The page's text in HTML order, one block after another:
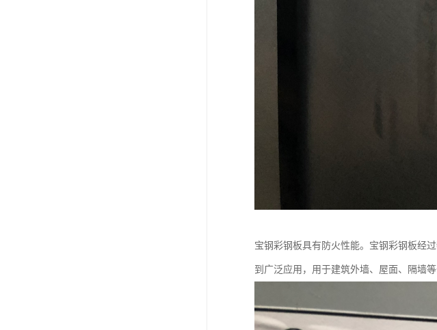
宝钢彩钢板具有防火性能。宝钢彩钢板经
到广泛应用，用于建筑外墙、屋面、隔墙等